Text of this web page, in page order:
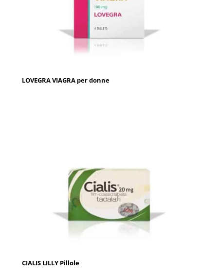
LOVEGRA VIAGRA per donne
CIALIS LILLY Pillole